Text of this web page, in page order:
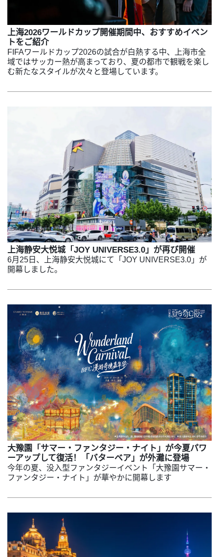
上海2026ワールドカップ開催期間中、おすすめイベン
トをご紹介
FIFAワールドカップ2026の試合が白熱する中、上海市全
域ではサッカー熱が高まっており、夏の都市で観戦を楽し
む新たなスタイルが次々と登場しています。
上海静安大悦城「JOY UNIVERSE3.0」が再び開催
6月25日、上海静安大悦城にて「JOY UNIVERSE3.0」が
開幕しました。
大豫園「サマー・ファンタジー・ナイト」が今夏パワ
ーアップして復活！「バターベア」が外灘に登場
今年の夏、没入型ファンタジーイベント「大豫園サマー・
ファンタジー・ナイト」が華やかに開幕します